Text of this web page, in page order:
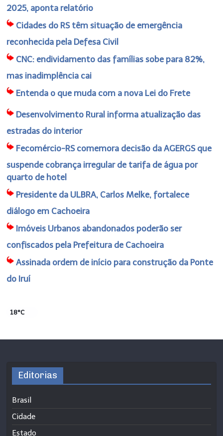
2025, aponta relatório
Cidades do RS têm situação de emergência
reconhecida pela Defesa Civil
CNC: endividamento das famílias sobe para 82%,
mas inadimplência cai
Entenda o que muda com a nova Lei do Frete
Desenvolvimento Rural informa atualização das
estradas do interior
Fecomércio-RS comemora decisão da AGERGS que
suspende cobrança irregular de tarifa de água por
quarto de hotel
Presidente da ULBRA, Carlos Melke, fortalece
diálogo em Cachoeira
Imóveis Urbanos abandonados poderão ser
confiscados pela Prefeitura de Cachoeira
Assinada ordem de início para construção da Ponte
do Iruí
18°C
Editorias
Brasil
Cidade
Estado